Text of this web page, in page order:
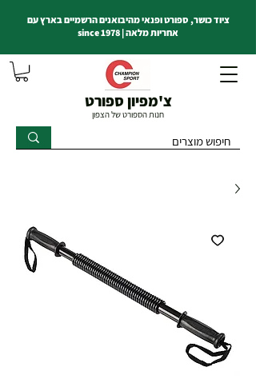
צ'מפיון ספורט
חנות הספורט של הצפון
ציוד כושר, ספורט ופנאי מהיבואנים הרשמיים בארץ עם
אחריות מלאה | since 1978